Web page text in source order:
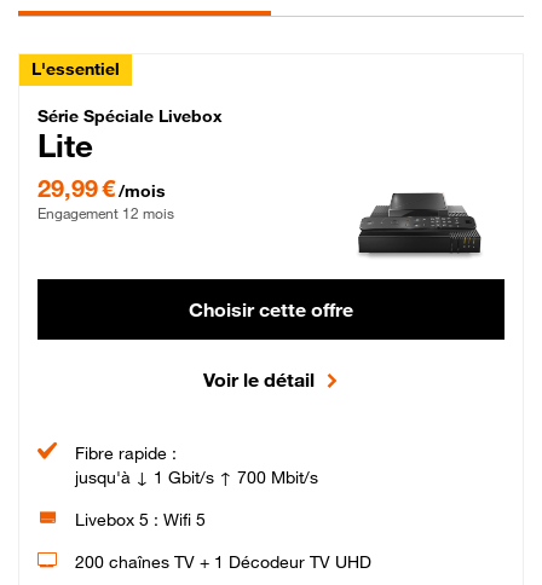
L'essentiel
Série Spéciale Livebox Lite Fibre
Série Spéciale Livebox
Lite
29,99 €/mois
Engagement 12 mois
Choisir cette offre
Voir le détail
Fibre rapide :
jusqu'à ↓ 1 Gbit/s ↑ 700 Mbit/s
Livebox 5 : Wifi 5
200 chaînes TV + 1 Décodeur TV UHD